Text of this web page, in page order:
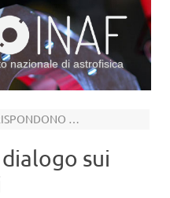
nazionale di astrofisica
TANZELLA-NITTI E GIORELLO RISPONDONO A HAWKING
sui